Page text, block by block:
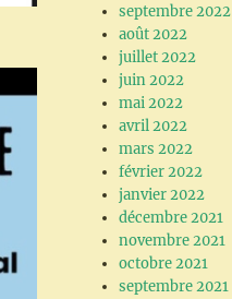
septembre 2022
août 2022
juillet 2022
juin 2022
mai 2022
avril 2022
mars 2022
février 2022
janvier 2022
décembre 2021
novembre 2021
octobre 2021
septembre 2021